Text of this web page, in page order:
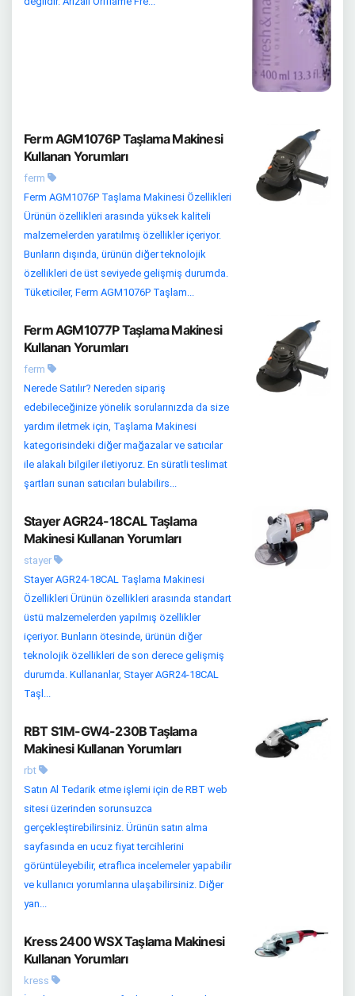
Ferm AGM1076P Taşlama Makinesi
Kullanan Yorumları
ferm
Ferm AGM1076P Taşlama Makinesi Özellikleri
Ürünün özellikleri arasında yüksek kaliteli
malzemelerden yaratılmış özellikler içeriyor.
Bunların dışında, ürünün diğer teknolojik
özellikleri de üst seviyede gelişmiş durumda.
Tüketiciler, Ferm AGM1076P Taşlam...
Ferm AGM1077P Taşlama Makinesi
Kullanan Yorumları
ferm
Nerede Satılır? Nereden sipariş
edebileceğinize yönelik sorularınızda da size
yardım iletmek için, Taşlama Makinesi
kategorisindeki diğer mağazalar ve satıcılar
ile alakalı bilgiler iletiyoruz. En süratli teslimat
şartları sunan satıcıları bulabilirs...
Stayer AGR24-18CAL Taşlama
Makinesi Kullanan Yorumları
stayer
Stayer AGR24-18CAL Taşlama Makinesi
Özellikleri Ürünün özellikleri arasında standart
üstü malzemelerden yapılmış özellikler
içeriyor. Bunların ötesinde, ürünün diğer
teknolojik özellikleri de son derece gelişmiş
durumda. Kullananlar, Stayer AGR24-18CAL
Taşl...
RBT S1M-GW4-230B Taşlama
Makinesi Kullanan Yorumları
rbt
Satın Al Tedarik etme işlemi için de RBT web
sitesi üzerinden sorunsuzca
gerçekleştirebilirsiniz. Ürünün satın alma
sayfasında en ucuz fiyat tercihlerini
görüntüleyebilir, etraflıca incelemeler yapabilir
ve kullanıcı yorumlarına ulaşabilirsiniz. Diğer
yan...
Kress 2400 WSX Taşlama Makinesi
Kullanan Yorumları
kress